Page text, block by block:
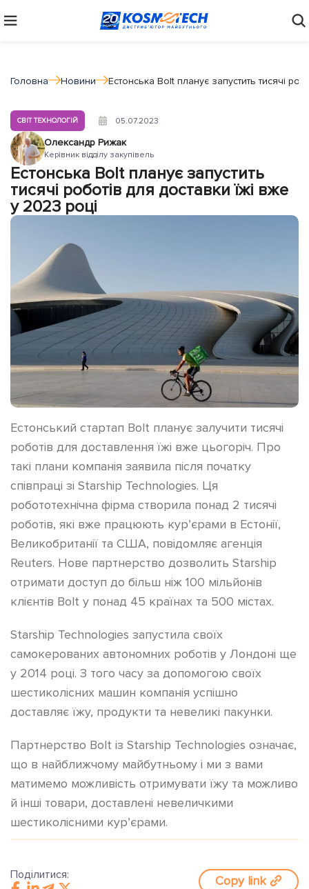
Головна Новини Естонська Bolt планує запустить тисячі
СВІТ ТЕХНОЛОГІЙ 05.07.2023
Олександр Рижак
Керівник відділу закупівель
Естонська Bolt планує запустить
тисячі роботів для доставки їжі вже
у 2023 році
Естонський стартап Bolt планує залучити тисячі
роботів для доставлення їжі вже цьогоріч. Про
такі плани компанія заявила після початку
співпраці зі Starship Technologies. Ця
робототехнічна фірма створила понад 2 тисячі
роботів, які вже працюють кур’єрами в Естонії,
Великобританії та США, повідомляє агенція
Reuters. Нове партнерство дозволить Starship
отримати доступ до більш ніж 100 мільйонів
клієнтів Bolt у понад 45 країнах та 500 містах.
Starship Technologies запустила своїх
самокерованих автономних роботів у Лондоні ще
у 2014 році. З того часу за допомогою своїх
шестиколісних машин компанія успішно
доставляє їжу, продукти та невеликі пакунки.
Партнерство Bolt із Starship Technologies означає,
що в найближчому майбутньому і ми з вами
матимемо можливість отримувати їжу та можливо
й інші товари, доставлені невеличкими
шестиколісними кур’єрами.
Поділитися: Copy link